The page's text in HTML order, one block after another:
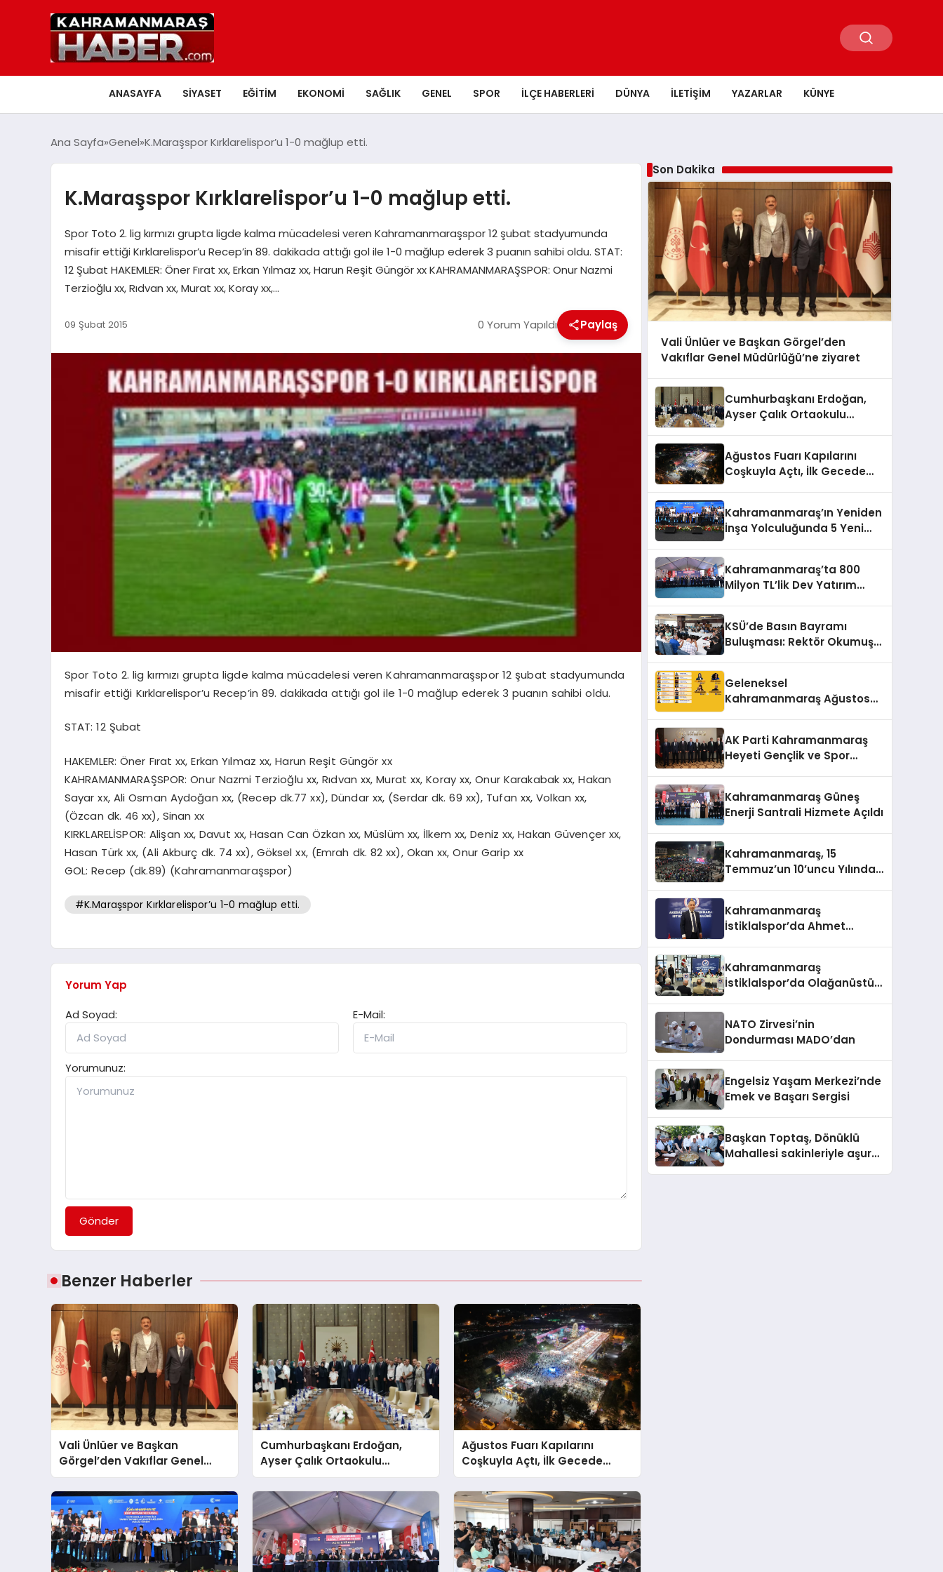
ANASAYFA SIYASET EĞITIM EKONOMI SAĞLIK GENEL SPOR İLÇE HABERLERI DÜNYA İLETIŞIM YAZARLAR KÜNYE
Ana Sayfa Genel K.Maraşspor Kırklarelispor’u 1-0 mağlup etti.
K.Maraşspor Kırklarelispor’u 1-0 mağlup etti.
Spor Toto 2. lig kırmızı grupta ligde kalma mücadelesi veren Kahramanmaraşspor 12 şubat stadyumunda
misafir ettiği Kırklarelispor’u Recep’in 89. dakikada attığı gol ile 1-0 mağlup ederek 3 puanın sahibi oldu. STAT:
12 Şubat HAKEMLER: Öner Fırat xx, Erkan Yılmaz xx, Harun Reşit Güngör xx KAHRAMANMARAŞSPOR: Onur Nazmi
Terzioğlu xx, Rıdvan xx, Murat xx, Koray xx,…
09 Şubat 2015 0 Yorum Yapıldı Paylaş
Spor Toto 2. lig kırmızı grupta ligde kalma mücadelesi veren Kahramanmaraşspor 12 şubat stadyumunda
misafir ettiği Kırklarelispor’u Recep’in 89. dakikada attığı gol ile 1-0 mağlup ederek 3 puanın sahibi oldu.
STAT: 12 Şubat
HAKEMLER: Öner Fırat xx, Erkan Yılmaz xx, Harun Reşit Güngör xx
KAHRAMANMARAŞSPOR: Onur Nazmi Terzioğlu xx, Rıdvan xx, Murat xx, Koray xx, Onur Karakabak xx, Hakan
Sayar xx, Ali Osman Aydoğan xx, (Recep dk.77 xx), Dündar xx, (Serdar dk. 69 xx), Tufan xx, Volkan xx,
(Özcan dk. 46 xx), Sinan xx
KIRKLARELİSPOR: Alişan xx, Davut xx, Hasan Can Özkan xx, Müslüm xx, İlkem xx, Deniz xx, Hakan Güvençer xx,
Hasan Türk xx, (Ali Akburç dk. 74 xx), Göksel xx, (Emrah dk. 82 xx), Okan xx, Onur Garip xx
GOL: Recep (dk.89) (Kahramanmaraşspor)
#K.Maraşspor Kırklarelispor’u 1-0 mağlup etti.
Yorum Yap
Ad Soyad:
E-Mail:
Yorumunuz:
Gönder
Benzer Haberler
Vali Ünlüer ve Başkan
Görgel’den Vakıflar Genel
Müdürlüğü’ne ziyaret
Cumhurbaşkanı Erdoğan,
Ayser Çalık Ortaokulu
Şehitlerinin Aileleriyle Bir
Araya Geldi
Ağustos Fuarı Kapılarını
Coşkuyla Açtı, İlk Gecede
Eypio Rüzgârı Esti
Son Dakika
Vali Ünlüer ve Başkan Görgel’den
Vakıflar Genel Müdürlüğü’ne ziyaret
Cumhurbaşkanı Erdoğan,
Ayser Çalık Ortaokulu
Ağustos Fuarı Kapılarını
Coşkuyla Açtı, İlk Gecede
Kahramanmaraş’ın Yeniden
İnşa Yolculuğunda 5 Yeni
Kahramanmaraş’ta 800
Milyon TL’lik Dev Yatırım
KSÜ’de Basın Bayramı
Buluşması: Rektör Okumuş
Geleneksel
Kahramanmaraş Ağustos
AK Parti Kahramanmaraş
Heyeti Gençlik ve Spor
Kahramanmaraş Güneş
Enerji Santrali Hizmete Açıldı
Kahramanmaraş, 15
Temmuz’un 10’uncu Yılında
Kahramanmaraş
İstiklalspor’da Ahmet
Kahramanmaraş
İstiklalspor’da Olağanüstü
NATO Zirvesi’nin
Dondurması MADO’dan
Engelsiz Yaşam Merkezi’nde
Emek ve Başarı Sergisi
Başkan Toptaş, Dönüklü
Mahallesi sakinleriyle aşure